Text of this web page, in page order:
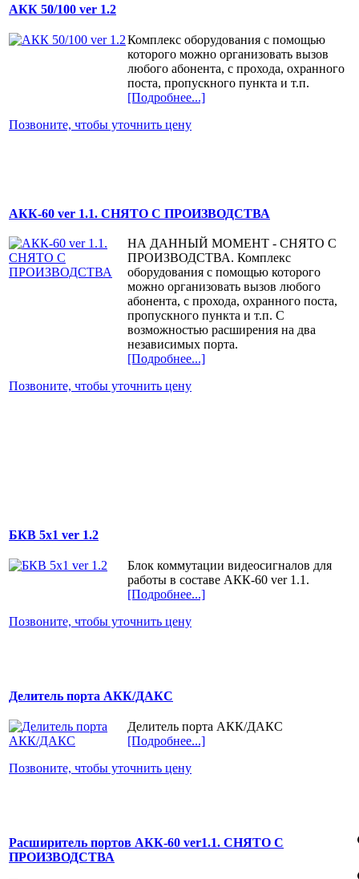
АКК 50/100 ver 1.2
Комплекс оборудования с помощью
которого можно организовать вызов
любого абонента, с прохода, охранного
поста, пропускного пункта и т.п.
[Подробнее...]
Позвоните, чтобы уточнить цену
АКК-60 ver 1.1. СНЯТО С ПРОИЗВОДСТВА
НА ДАННЫЙ МОМЕНТ - СНЯТО С
ПРОИЗВОДСТВА. Комплекс
оборудования с помощью которого
можно организовать вызов любого
абонента, с прохода, охранного поста,
пропускного пункта и т.п. С
возможностью расширения на два
независимых порта.
[Подробнее...]
Позвоните, чтобы уточнить цену
БКВ 5х1 ver 1.2
Блок коммутации видеосигналов для
работы в составе АКК-60 ver 1.1.
[Подробнее...]
Позвоните, чтобы уточнить цену
Делитель порта АКК/ДАКС
Делитель порта АКК/ДАКС
[Подробнее...]
Позвоните, чтобы уточнить цену
Расширитель портов АКК-60 ver1.1. СНЯТО С
ПРОИЗВОДСТВА